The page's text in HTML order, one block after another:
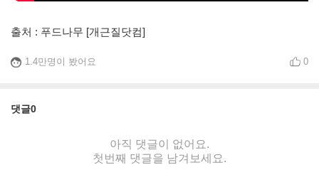
출처 : 푸드나무 [개근질닷컴]
1.4만명이 봤어요 0
댓글0
아직 댓글이 없어요.
첫번째 댓글을 남겨보세요.